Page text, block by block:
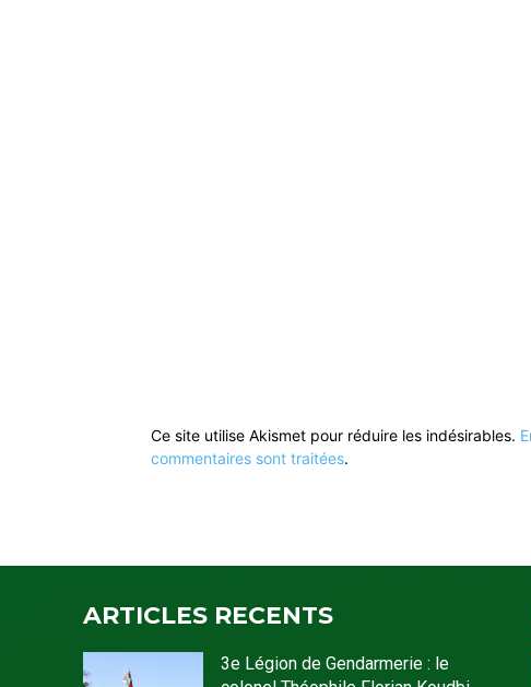
Ce site utilise Akismet pour réduire les indésirables.
commentaires sont traitées.
ARTICLES RECENTS
3e Légion de Gendarmerie : le